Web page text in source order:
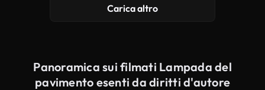
Carica altro
Panoramica sui filmati Lampada del
pavimento esenti da diritti d'autore